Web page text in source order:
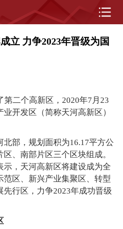
立 力争2023年晋级为国
第二个高新区，2020年7月23
开发区（简称天河高新区）
北部，规划面积为16.17平方公
、南部片区三个区块组成。
示，天河高新区将建设成为全
区、新兴产业集聚区、转型
行区，力争2023年成功晋级